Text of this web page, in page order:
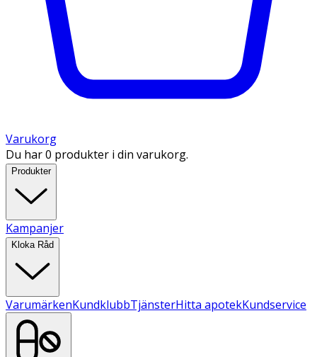
Varukorg
Du har 0 produkter i din varukorg.
Produkter
Kampanjer
Kloka Råd
VarumärkenKundklubbTjänsterHitta apotekKundservice